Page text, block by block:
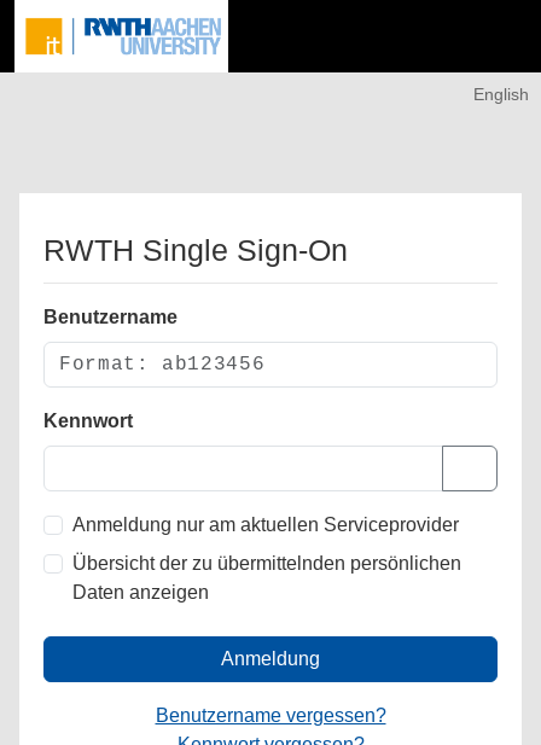
English
RWTH Single Sign-On
Benutzername
Kennwort
Anmeldung nur am aktuellen Serviceprovider
Übersicht der zu übermittelnden persönlichen
Daten anzeigen
Anmeldung
Benutzername vergessen?